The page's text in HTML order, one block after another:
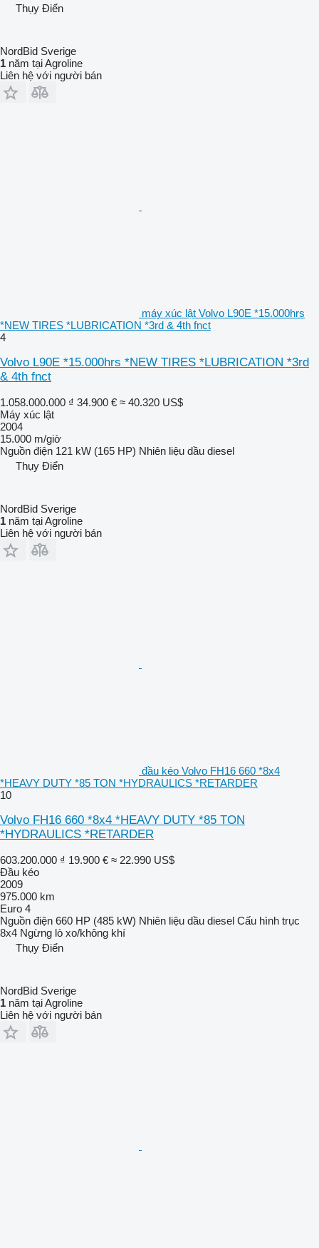
Thụy Điển
NordBid Sverige
1 năm tại Agroline
Liên hệ với người bán
máy xúc lật Volvo L90E *15.000hrs
*NEW TIRES *LUBRICATION *3rd & 4th fnct
4
Volvo L90E *15.000hrs *NEW TIRES *LUBRICATION *3rd
& 4th fnct
1.058.000.000 ₫ 34.900 € ≈ 40.320 US$
Máy xúc lật
2004
15.000 m/giờ
Nguồn điện 121 kW (165 HP) Nhiên liệu dầu diesel
Thụy Điển
NordBid Sverige
1 năm tại Agroline
Liên hệ với người bán
đầu kéo Volvo FH16 660 *8x4
*HEAVY DUTY *85 TON *HYDRAULICS *RETARDER
10
Volvo FH16 660 *8x4 *HEAVY DUTY *85 TON
*HYDRAULICS *RETARDER
603.200.000 ₫ 19.900 € ≈ 22.990 US$
Đầu kéo
2009
975.000 km
Euro 4
Nguồn điện 660 HP (485 kW) Nhiên liệu dầu diesel Cấu hình trục
8x4 Ngừng lò xo/không khí
Thụy Điển
NordBid Sverige
1 năm tại Agroline
Liên hệ với người bán